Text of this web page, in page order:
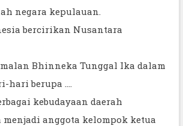
negara kepulauan.
bercirikan Nusantara
Bhinneka Tunggal Ika dalam
hari berupa ....
kebudayaan daerah
menjadi anggota kelompok ketua